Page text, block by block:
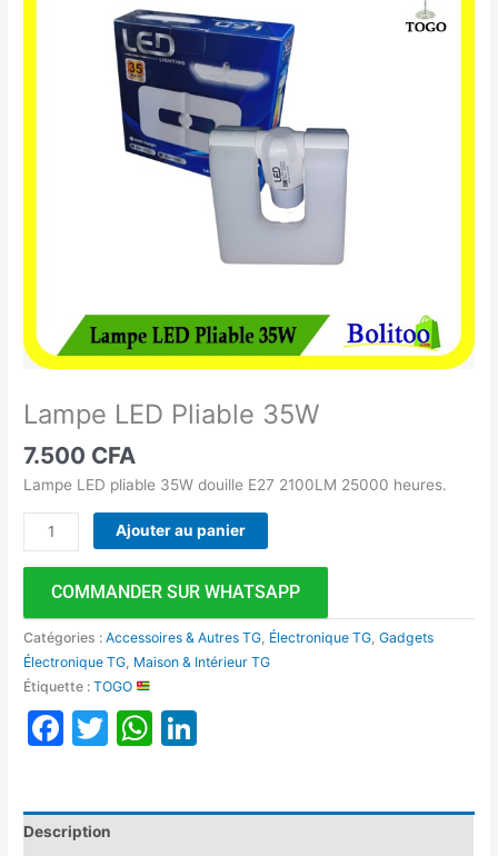
Lampe LED Pliable 35W
7.500 CFA
Lampe LED pliable 35W douille E27 2100LM 25000 heures.
Ajouter au panier
COMMANDER SUR WHATSAPP
Catégories :Accessoires & Autres TG Électronique TG ,Gadgets
Électronique TG Maison & Intérieur TG
Étiquette :TOGO
Facebook
TwitterWhatsApp
Description